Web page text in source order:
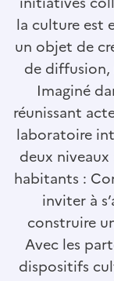
la culture est
un objet de
de diffusion,
Imaginé
réunissant
laboratoire
deux
habitants :
inviter à
construire
Avec les
dispositifs